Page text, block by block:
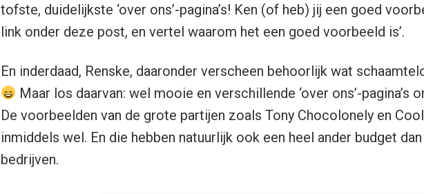
tofste, duidelijkste ‘over ons’-pagina’s! Ken (of heb) jij een goed
link onder deze post, en vertel waarom het een goed voorbeeld is’.
En inderdaad, Renske, daaronder verscheen behoorlijk wat
Maar los daarvan: wel mooie en verschillende ‘over ons’-pagina’s
De voorbeelden van de grote partijen zoals Tony Chocolonely en
inmiddels wel. En die hebben natuurlijk ook een heel ander budget
bedrijven.